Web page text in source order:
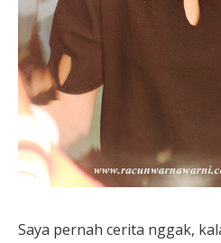
Saya pernah cerita nggak,